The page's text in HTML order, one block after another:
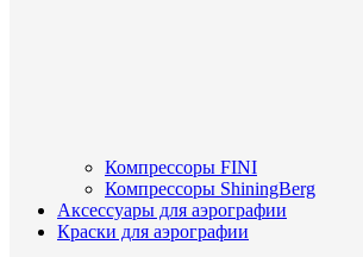
Компрессоры FINI
Компрессоры ShiningBerg
Аксессуары для аэрографии
Краски для аэрографии